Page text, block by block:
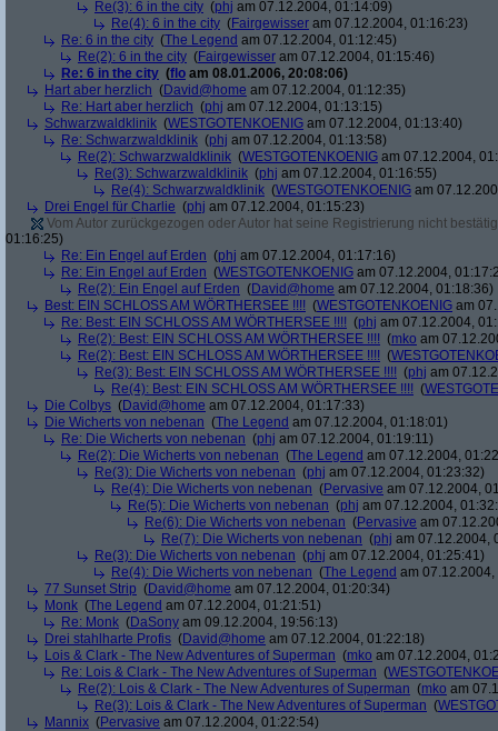
Re(3): 6 in the city (phj am 07.12.2004, 01:14:09)
Re(4): 6 in the city (Fairgewisser am 07.12.2004, 01:16:23)
Re: 6 in the city (The Legend am 07.12.2004, 01:12:45)
Re(2): 6 in the city (Fairgewisser am 07.12.2004, 01:15:46)
Re: 6 in the city (flo am 08.01.2006, 20:08:06)
Hart aber herzlich (David@home am 07.12.2004, 01:12:35)
Re: Hart aber herzlich (phj am 07.12.2004, 01:13:15)
Schwarzwaldklinik (WESTGOTENKOENIG am 07.12.2004, 01:13:40)
Re: Schwarzwaldklinik (phj am 07.12.2004, 01:13:58)
Re(2): Schwarzwaldklinik (WESTGOTENKOENIG am 07.12.2004,
Re(3): Schwarzwaldklinik (phj am 07.12.2004, 01:16:55)
Re(4): Schwarzwaldklinik (WESTGOTENKOENIG am
Drei Engel für Charlie (phj am 07.12.2004, 01:15:23)
Vom Autor zurückgezogen oder Autor hat seine Registrierung nicht
01:16:25)
Re: Ein Engel auf Erden (phj am 07.12.2004, 01:17:16)
Re: Ein Engel auf Erden (WESTGOTENKOENIG am 07.12.2004,
Re(2): Ein Engel auf Erden (David@home am 07.12.2004, 01:18:36)
Best: EIN SCHLOSS AM WÖRTHERSEE !!!! (WESTGOTENKOENIG am
Re: Best: EIN SCHLOSS AM WÖRTHERSEE !!!! (phj am 07.12.2004,
Re(2): Best: EIN SCHLOSS AM WÖRTHERSEE !!!! (mko am
Re(2): Best: EIN SCHLOSS AM WÖRTHERSEE !!!! (
Re(3): Best: EIN SCHLOSS AM WÖRTHERSEE !!!! (phj am
Re(4): Best: EIN SCHLOSS AM WÖRTHERSEE !!!! (
Die Colbys (David@home am 07.12.2004, 01:17:33)
Die Wicherts von nebenan (The Legend am 07.12.2004, 01:18:01)
Re: Die Wicherts von nebenan (phj am 07.12.2004, 01:19:11)
Re(2): Die Wicherts von nebenan (The Legend am 07.12.2004,
Re(3): Die Wicherts von nebenan (phj am 07.12.2004, 01:23:32)
Re(4): Die Wicherts von nebenan (Pervasive am 07.12.2004,
Re(5): Die Wicherts von nebenan (phj am 07.12.2004,
Re(6): Die Wicherts von nebenan (Pervasive am
Re(7): Die Wicherts von nebenan (phj am 07.12.2004,
Re(3): Die Wicherts von nebenan (phj am 07.12.2004, 01:25:41)
Re(4): Die Wicherts von nebenan (The Legend am
77 Sunset Strip (David@home am 07.12.2004, 01:20:34)
Monk (The Legend am 07.12.2004, 01:21:51)
Re: Monk (DaSony am 09.12.2004, 19:56:13)
Drei stahlharte Profis (David@home am 07.12.2004, 01:22:18)
Lois & Clark - The New Adventures of Superman (mko am 07.12.2004,
Re: Lois & Clark - The New Adventures of Superman (
Re(2): Lois & Clark - The New Adventures of Superman (mko am
Re(3): Lois & Clark - The New Adventures of Superman (
Mannix (Pervasive am 07.12.2004, 01:22:54)